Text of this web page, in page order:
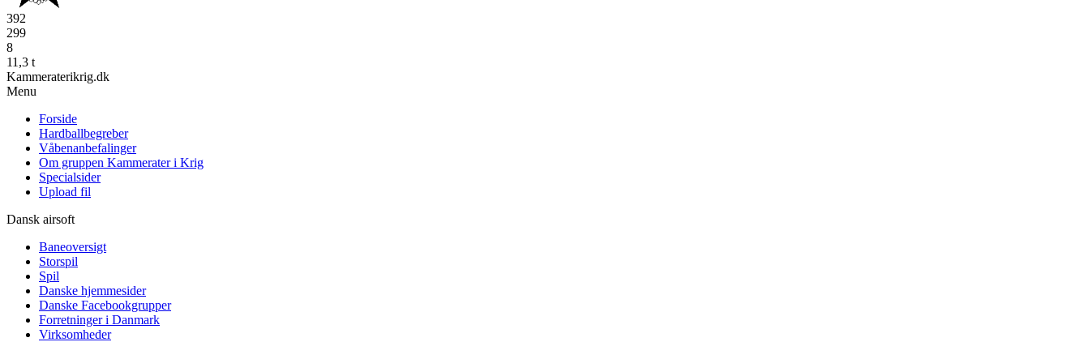
392
299
8
11,3 t
Kammeraterikrig.dk
Menu
Forside
Hardballbegreber
Våbenanbefalinger
Om gruppen Kammerater i Krig
Specialsider
Upload fil
Dansk airsoft
Baneoversigt
Storspil
Spil
Danske hjemmesider
Danske Facebookgrupper
Forretninger i Danmark
Virksomheder